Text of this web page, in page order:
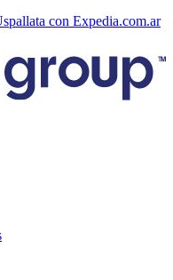
con Expedia.com.ar